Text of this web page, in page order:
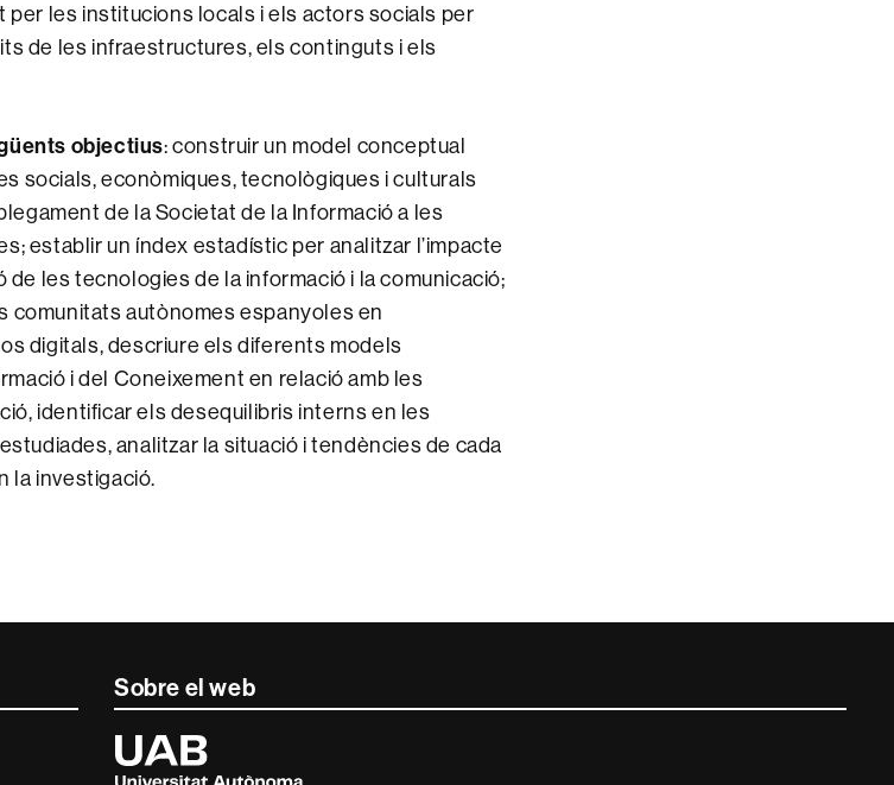
per les institucions locals i els actors socials per
de les infraestructures, els continguts i els
objectius: construir un model conceptual
socials, econòmiques, tecnològiques i culturals
de la Societat de la Informació a les
establir un índex estadístic per analitzar l’impacte
de les tecnologies de la informació i la comunicació;
comunitats autònomes espanyoles en
digitals, descriure els diferents models
i del Coneixement en relació amb les
identificar els desequilibris interns en les
analitzar la situació i tendències de cada
la investigació.
Sobre el web
Universitat
Autònoma
de